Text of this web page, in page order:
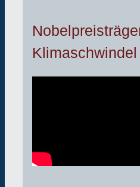
Klimaschwindel